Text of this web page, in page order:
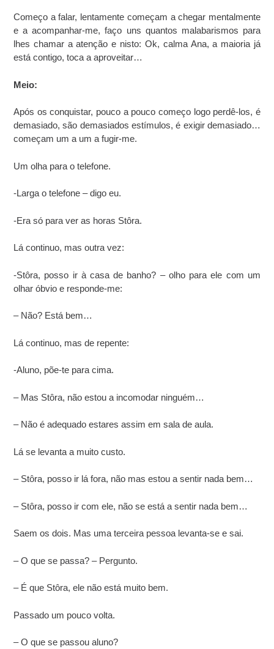
Começo a falar, lentamente começam a chegar mentalmente
e a acompanhar-me, faço uns quantos malabarismos para
lhes chamar a atenção e nisto: Ok, calma Ana, a maioria já
está contigo, toca a aproveitar…
Meio:
Após os conquistar, pouco a pouco começo logo perdê-los, é
demasiado, são demasiados estímulos, é exigir demasiado…
começam um a um a fugir-me.
Um olha para o telefone.
-Larga o telefone – digo eu.
-Era só para ver as horas Stôra.
Lá continuo, mas outra vez:
-Stôra, posso ir à casa de banho? – olho para ele com um
olhar óbvio e responde-me:
– Não? Está bem…
Lá continuo, mas de repente:
-Aluno, põe-te para cima.
– Mas Stôra, não estou a incomodar ninguém…
– Não é adequado estares assim em sala de aula.
Lá se levanta a muito custo.
– Stôra, posso ir lá fora, não mas estou a sentir nada bem…
– Stôra, posso ir com ele, não se está a sentir nada bem…
Saem os dois. Mas uma terceira pessoa levanta-se e sai.
– O que se passa? – Pergunto.
– É que Stôra, ele não está muito bem.
Passado um pouco volta.
– O que se passou aluno?